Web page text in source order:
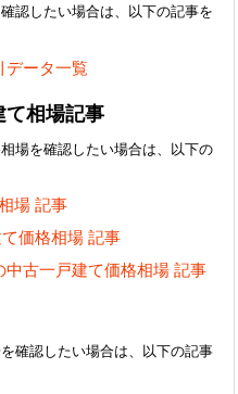
認したい場合は、以下の記事を
データ一覧
相場記事
場を確認したい場合は、以下の
場 記事
価格相場 記事
古一戸建て価格相場 記事
確認したい場合は、以下の記事